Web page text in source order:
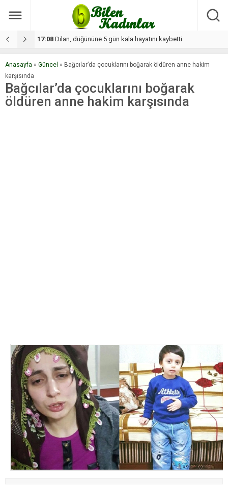
17:08 Dilan, düğününe 5 gün kala hayatını kaybetti
Anasayfa » Güncel » Bağcılar’da çocuklarını boğarak öldüren anne hakim
karşısında
Bağcılar’da çocuklarını boğarak
öldüren anne hakim karşısında